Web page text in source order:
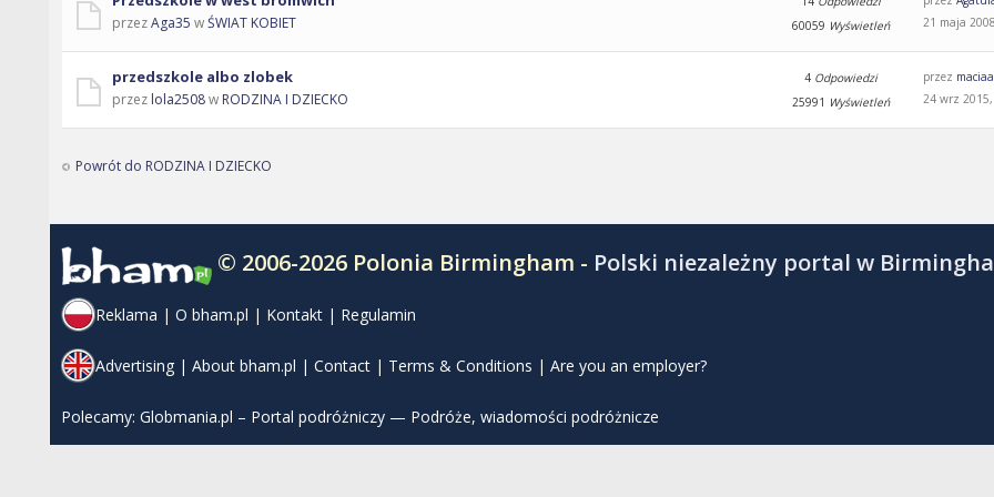
przezAga35 wŚWIAT KOBIET
60059 Wyświetleń
21 maja
przedszkole albo zlobek
przez lola2508w RODZINA I DZIECKO
4 Odpowiedzi
25991 Wyświetleń
przez maciaa
24 wrz
Powrót do RODZINA I DZIECKO
© 2006-2026 Polonia Birmingham - Polski niezależny portal w
Reklama | O bham.pl | Kontakt | Regulamin
Advertising | About bham.pl | Contact | Terms & Conditions | Are you an employer?
Polecamy: Globmania.pl – Portal podróżniczy — Podróże, wiadomości podróżnicze